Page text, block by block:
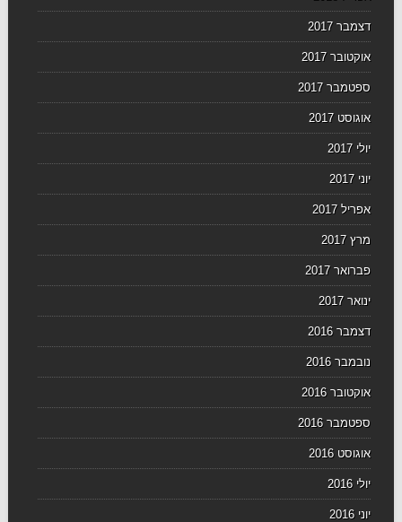
דצמבר 2017
אוקטובר 2017
ספטמבר 2017
אוגוסט 2017
יולי 2017
יוני 2017
אפריל 2017
מרץ 2017
פברואר 2017
ינואר 2017
דצמבר 2016
נובמבר 2016
אוקטובר 2016
ספטמבר 2016
אוגוסט 2016
יולי 2016
יוני 2016